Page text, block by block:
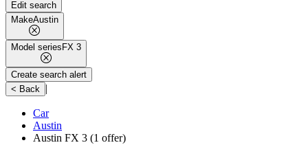
Edit search
MakeAustin
Model series FX 3
Create search alert
< Back |
Car
Austin
Austin FX 3 (1 offer)